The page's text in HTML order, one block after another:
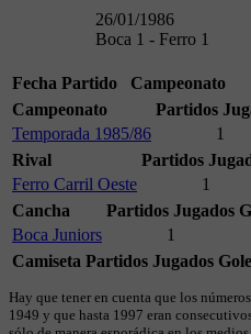
26/01/1986
Boca 1 - Ferro 1
Fecha Partido
Campeonato
Campeonato
Partidos
Temporada 1985/86
1
Rival
Partidos
Ferro Carril Oeste
1
Cancha
Partidos Jugados
Boca Juniors
1
Camiseta Partidos Jugados
Hay que tener en cuenta que los
1949 y que hasta 1997 eran